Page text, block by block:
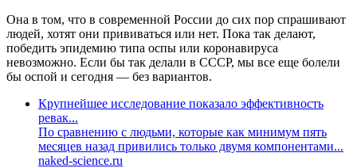
Она в том, что в современной России до сих пор спрашивают
людей, хотят они прививаться или нет. Пока так делают,
победить эпидемию типа оспы или коронавируса
невозможно. Если бы так делали в СССР, мы все еще болели
бы оспой и сегодня — без вариантов.
Крупнейшее исследование показало эффективность
ревак...
По сравнению с людьми, которые как минимум пять
месяцев назад привились только двумя компонентами...
naked-science.ru